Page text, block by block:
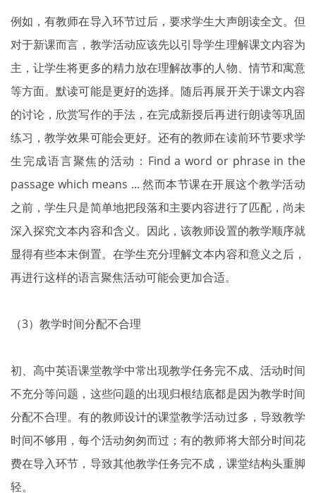
例如，有教师在导入环节过后，要求学生大声朗读全文。但
对于新课而言，教学活动应该先以引导学生理解课文内容为
主，让学生将更多的精力放在理解故事的人物、情节和寓意
等方面。默读可能是更好的选择。随后再展开关于课文内容
的讨论，欣赏写作的手法，在完成新授后再进行朗读等巩固
练习，教学效果可能会更好。还有的教师在读前环节要求学
生完成语言聚焦的活动：Find a word or phrase in the
passage which means ... 然而本节课在开展这个教学活动
之前，学生只是简单地把段落和主要内容进行了匹配，尚未
深入探究文本内容和含义。因此，该教师设置的教学顺序就
显得有些本末倒置。在学生充分理解文本内容和意义之后，
再进行这样的语言聚焦活动可能会更加合适。
（3）教学时间分配不合理
初、高中英语课堂教学中常出现教学任务完不成、活动时间
不充分等问题，这些问题的出现归根结底都是因为教学时间
分配不合理。有的教师设计的课堂教学活动过多，导致教学
时间不够用，每个活动匆匆而过；有的教师将大部分时间花
费在导入环节，导致其他教学任务完不成，课堂结构头重脚
轻。